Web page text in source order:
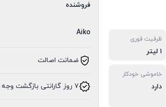
ظرفیت قوری
۱ لیتر
خاموشی خودکار
دارد
فروشنده
Aiko
ضمانت اصالت
۷ روز گارانتی بازگشت وجه